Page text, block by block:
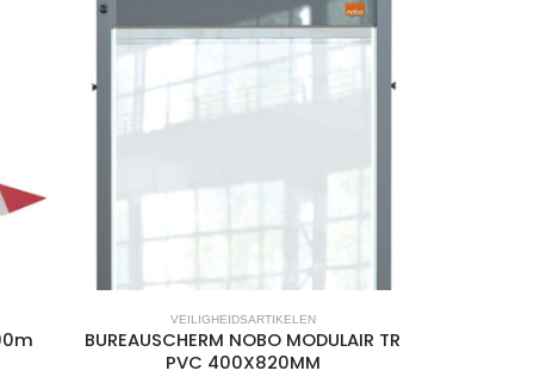
VEILIGHEIDSARTIKELEN
BUREAUSCHERM NOBO MODULAIR TR
PVC 400X820MM